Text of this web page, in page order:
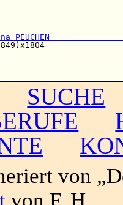
PEUCHEN
(1780-
SUCHE
von
von F. H.